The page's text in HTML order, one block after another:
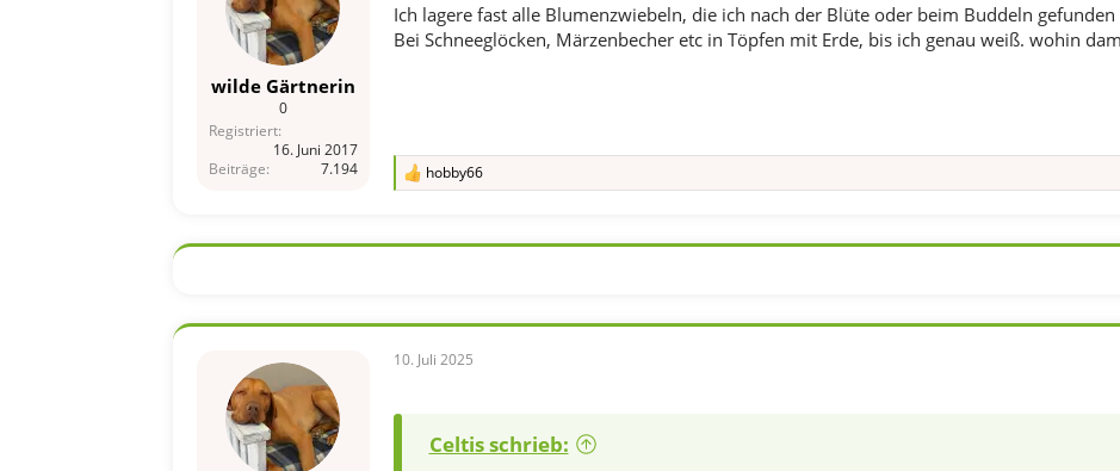
wilde Gärtnerin
0
Registriert
16. Juni 2017
Beiträge
7.194
Ich lagere fast alle Blumenzwiebeln, die ich nach der Blüte oder beim Buddeln
Bei Schneeglöcken, Märzenbecher etc in Töpfen mit Erde, bis ich genau weiß. wohin
R
e
n
:
hobby66
10. Juli 2025
Celtis schrieb: